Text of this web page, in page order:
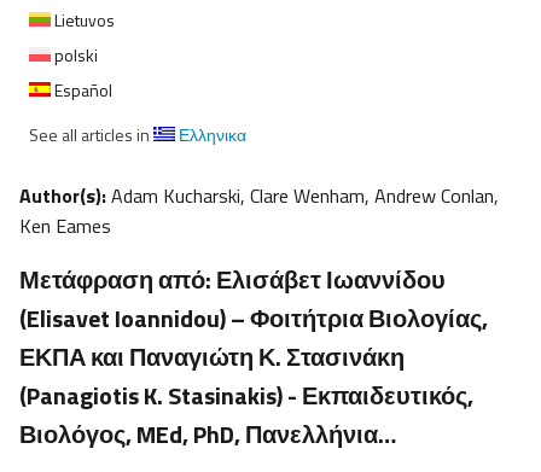
Lietuvos
polski
Español
See all articles in
Ελληνικα
Author(s):Adam Kucharski, Clare Wenham, Andrew Conlan,
Ken Eames
Μετάφραση από: Ελισάβετ Ιωαννίδου
(Elisavet Ioannidou) – Φοιτήτρια Βιολογίας,
ΕΚΠΑ και Παναγιώτη Κ. Στασινάκη
(Panagiotis K. Stasinakis) - Εκπαιδευτικός,
Βιολόγος, MEd, PhD, Πανελλήνια…